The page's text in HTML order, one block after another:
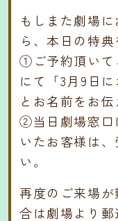
もしまた劇場
ら、本日の特
①ご予約頂いて
にて「3月9日
とお名前をお伝
②当日劇場窓口
いたお客様は
い。
再度のご来場
合は劇場より郵